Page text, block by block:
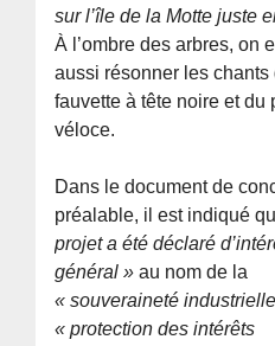
sur l’île de la Motte juste
À l’ombre des arbres, on
aussi résonner les chants
fauvette à tête noire et du
véloce.
Dans le document de
préalable, il est indiqué
projet a été déclaré
général »au nom de la
« souveraineté
« protection des intérêts